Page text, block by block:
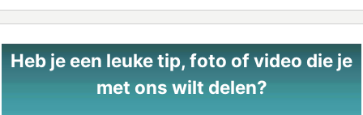
Heb je een leuke tip, foto of video die je
met ons wilt delen?